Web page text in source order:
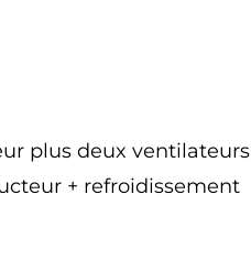
plus deux ventilateurs
+ refroidissement